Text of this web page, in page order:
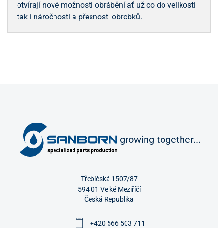
otvírají nové možnosti obrábění ať už co do velikosti
tak i náročnosti a přesnosti obrobků.
growing together...
Třebíčská 1507/87
594 01 Velké Meziříčí
Česká Republika
+420 566 503 711